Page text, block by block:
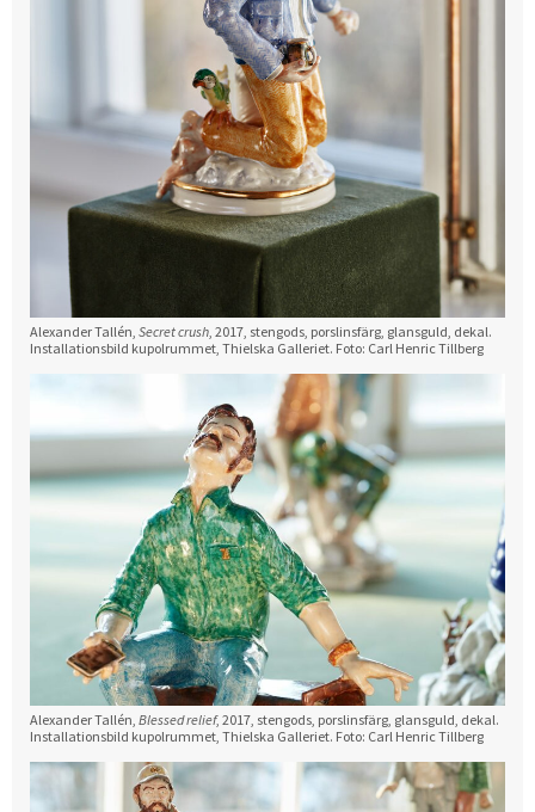
Alexander Tallén, Secret crush, 2017, stengods, porslinsfärg, glansguld, dekal.
Installationsbild kupolrummet, Thielska Galleriet. Foto: Carl Henric Tillberg
Alexander Tallén, Blessed relief, 2017, stengods, porslinsfärg, glansguld, dekal.
Installationsbild kupolrummet, Thielska Galleriet. Foto: Carl Henric Tillberg